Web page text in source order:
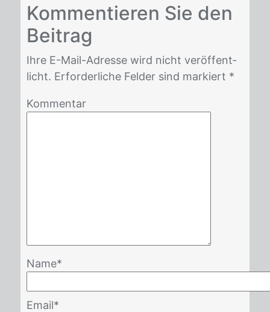
Kom­men­tie­ren Sie den
Bei­trag
Ihre E-Mail-Adres­se wird nicht ver­öf­fent­
licht. Er­for­der­li­che Fel­der sind mar­kiert *
Kommentar
Name*
Email*